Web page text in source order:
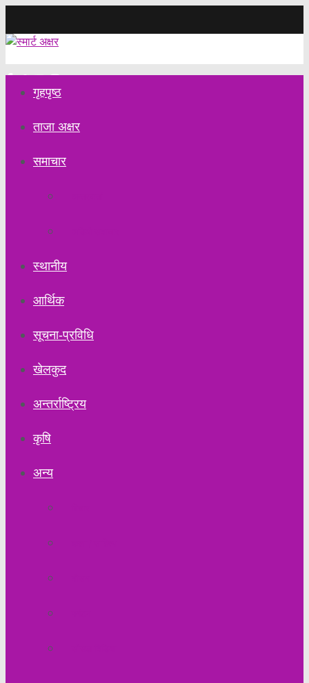
Wednesday, August 5, 2026
गृहपृष्ठ
ताजा अक्षर
समाचार
स्थानीय
आर्थिक
सूचना-प्रविधि
खेलकुद
अन्तर्राष्ट्रिय
कृषि
अन्य